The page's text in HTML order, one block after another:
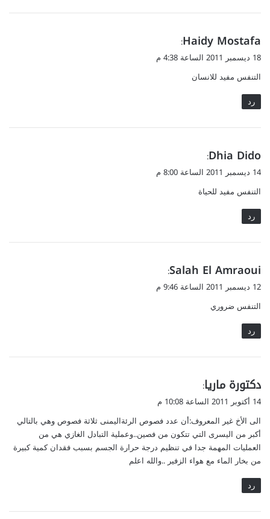
ي
ق
ل
Haidy Mostafa
:
18 ديسمبر 2011 الساعة 4:38 م
التنفس مفيد للانسان
رد
ي
ق
ل
Dhia Dido
:
14 ديسمبر 2011 الساعة 8:00 م
التنفس مفيد للحياة
رد
ي
ق
ل
Salah El Amraoui
:
12 ديسمبر 2011 الساعة 9:46 م
التنفس ضروري
رد
ي
ق
ل
دكتورة ماريا:
14 أكتوبر 2011 الساعة 10:08 م
الى الأخ غير المعروف:أن عدد فصوص الرئةاليمنى ثلاثة فصوص وهي بالتالي
أكبر من اليسرى التي تتكون من فصين..وعملية التبادل الغازي هي من
العمليات المهمة جدا في تنظيم درجة حرارة الجسم بسبب فقدان كمية كبيرة
من بخار الماء مع هواء الزفير ..والله اعلم
رد